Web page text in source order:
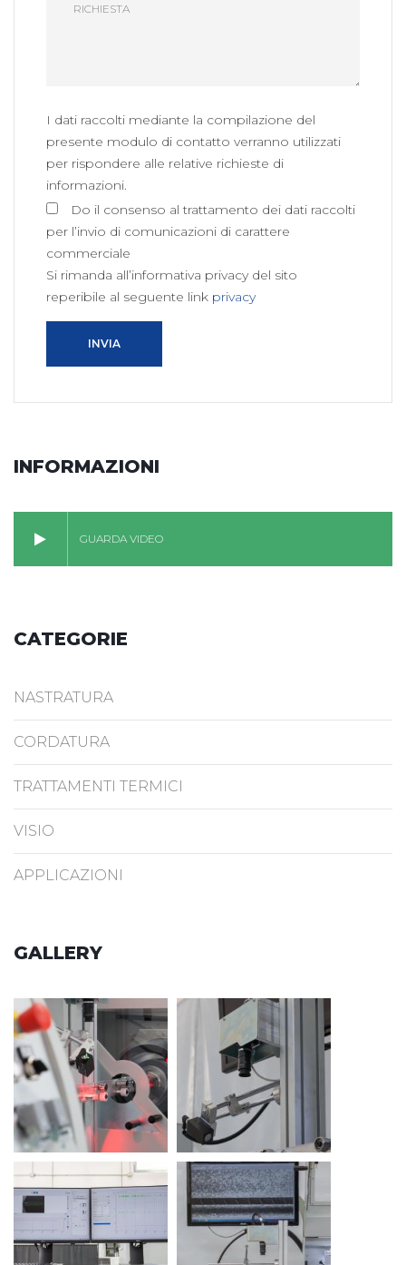
I dati raccolti mediante la compilazione del
presente modulo di contatto verranno utilizzati
per rispondere alle relative richieste di
informazioni.
Do il consenso al trattamento dei dati raccolti
per l’invio di comunicazioni di carattere
commerciale
Si rimanda all’informativa privacy del sito
reperibile al seguente link privacy
INVIA
INFORMAZIONI
GUARDA VIDEO
CATEGORIE
NASTRATURA
CORDATURA
TRATTAMENTI TERMICI
VISIO
APPLICAZIONI
GALLERY